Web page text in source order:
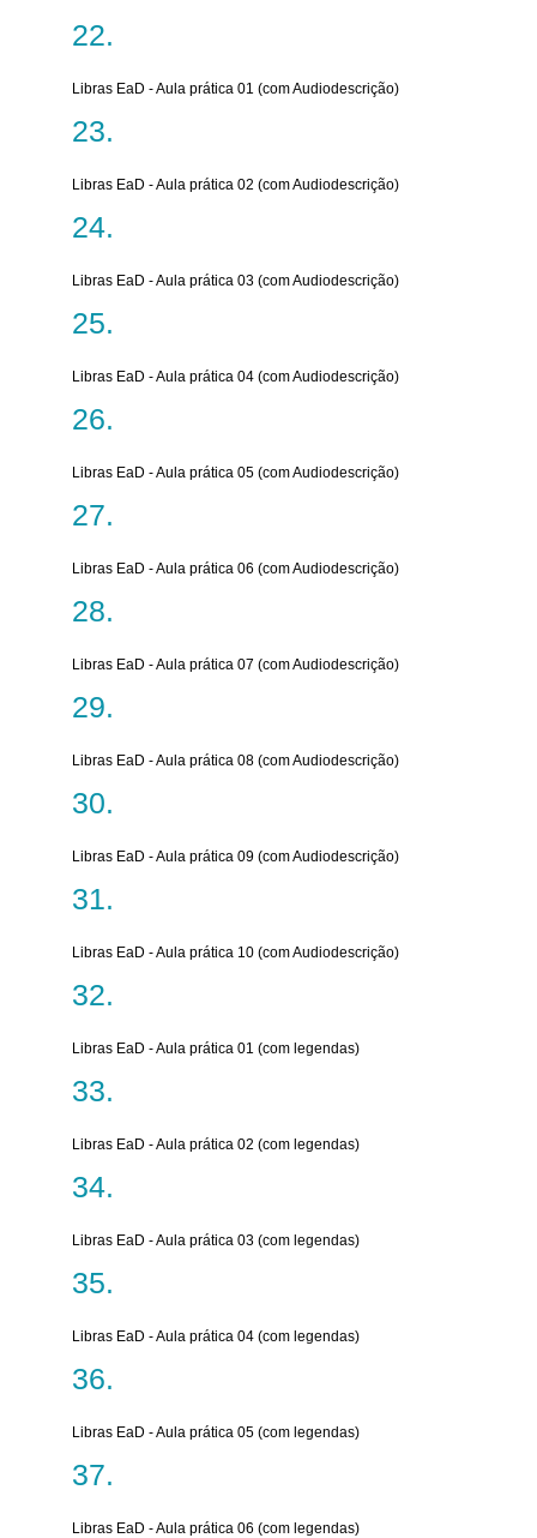
Libras EaD - Aula prática 01 (com Audiodescrição)
Libras EaD - Aula prática 02 (com Audiodescrição)
Libras EaD - Aula prática 03 (com Audiodescrição)
Libras EaD - Aula prática 04 (com Audiodescrição)
Libras EaD - Aula prática 05 (com Audiodescrição)
Libras EaD - Aula prática 06 (com Audiodescrição)
Libras EaD - Aula prática 07 (com Audiodescrição)
Libras EaD - Aula prática 08 (com Audiodescrição)
Libras EaD - Aula prática 09 (com Audiodescrição)
Libras EaD - Aula prática 10 (com Audiodescrição)
Libras EaD - Aula prática 01 (com legendas)
Libras EaD - Aula prática 02 (com legendas)
Libras EaD - Aula prática 03 (com legendas)
Libras EaD - Aula prática 04 (com legendas)
Libras EaD - Aula prática 05 (com legendas)
Libras EaD - Aula prática 06 (com legendas)